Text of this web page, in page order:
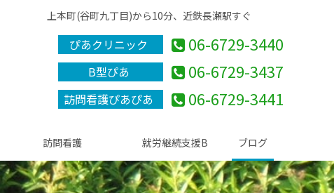
上本町(谷町九丁目)から10分、近鉄長瀬駅すぐ
ぴあクリニック 06-6729-3440
B型ぴあ 06-6729-3437
訪問看護ぴあぴあ 06-6729-3441
訪問看護 就労継続支援B ブログ